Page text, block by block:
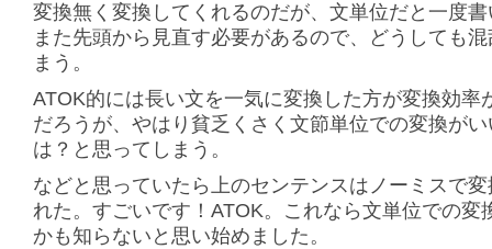
変換無く変換してくれるのだが、文単位だと一度
また先頭から見直す必要があるので、どうしても
まう。
ATOK的には長い文を一気に変換した方が変換効率
だろうが、やはり貧乏くさく文節単位での変換が
は？と思ってしまう。
などと思っていたら上のセンテンスはノーミスで
れた。すごいです！ATOK。これなら文単位での変
かも知らないと思い始めました。